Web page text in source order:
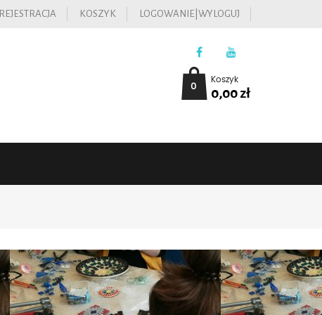
REJESTRACJA KOSZYK LOGOWANIE|WYLOGUJ
Koszyk
0,00zł
0